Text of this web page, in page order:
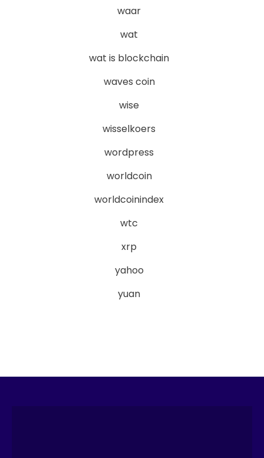
waar
wat
wat is blockchain
waves coin
wise
wisselkoers
wordpress
worldcoin
worldcoinindex
wtc
xrp
yahoo
yuan